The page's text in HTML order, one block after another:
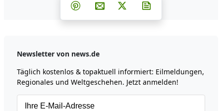
Teilen auf Pinterest
Per E-Mail teilen
Post auf X
Newsletter von news.de
Täglich kostenlos & topaktuell informiert: Eilmeldungen,
Regionales und Weltgeschehen. Jetzt anmelden!